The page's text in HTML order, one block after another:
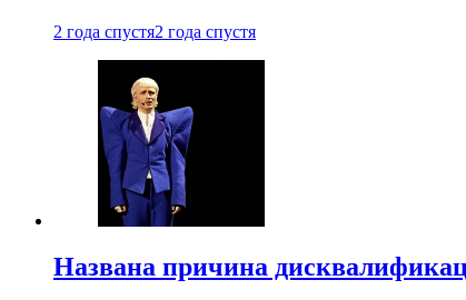
2 года спустя2 года спустя
Названа причина